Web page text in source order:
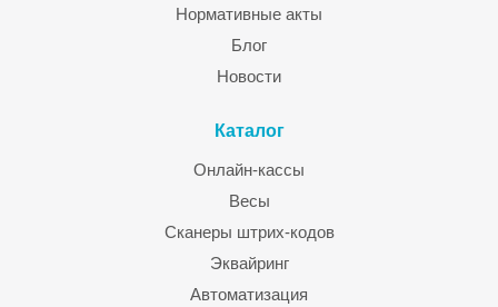
Нормативные акты
Блог
Новости
Каталог
Онлайн-кассы
Весы
Сканеры штрих-кодов
Эквайринг
Автоматизация